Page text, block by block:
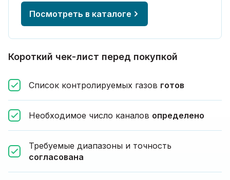
Посмотреть в каталоге
Короткий чек-лист перед покупкой
Список контролируемых газов готов
Необходимое число каналов определено
Требуемые диапазоны и точность
согласована